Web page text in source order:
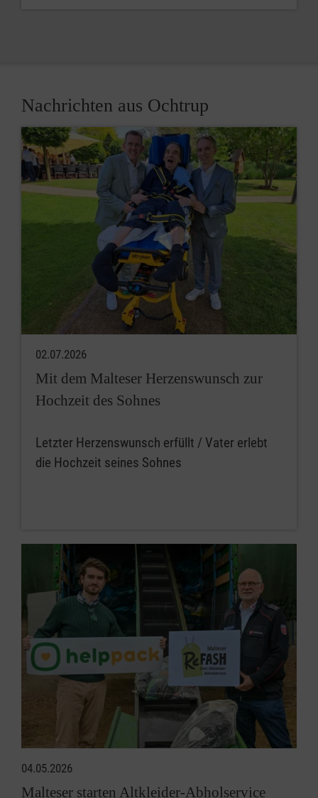
Nachrichten aus Ochtrup
02.07.2026
Mit dem Malteser Herzenswunsch zur
Hochzeit des Sohnes
Letzter Herzenswunsch erfüllt / Vater erlebt
die Hochzeit seines Sohnes
04.05.2026
Malteser starten Altkleider-Abholservice